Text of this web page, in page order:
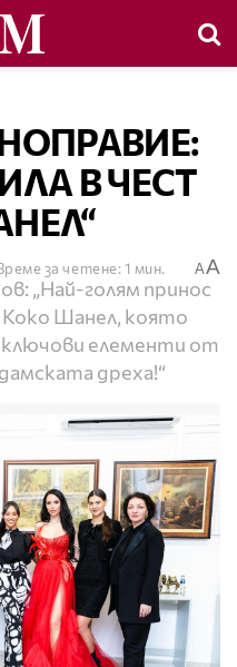
В ЧЕСТ
за четене: 1 мин. AA
„Най-голям принос
Коко Шанел, която
елементи от
дреха!“